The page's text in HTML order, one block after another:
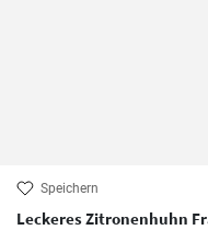
Speichern
Leckeres Zitronenhuhn